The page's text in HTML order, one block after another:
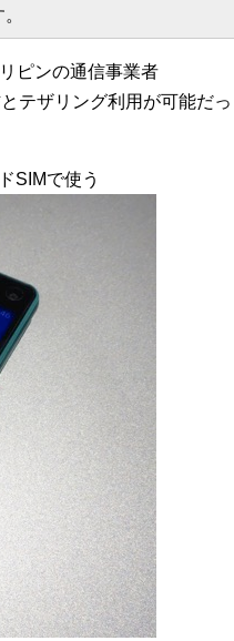
ピンの通信事業者
テザリング利用が可能だっ
SIMで使う